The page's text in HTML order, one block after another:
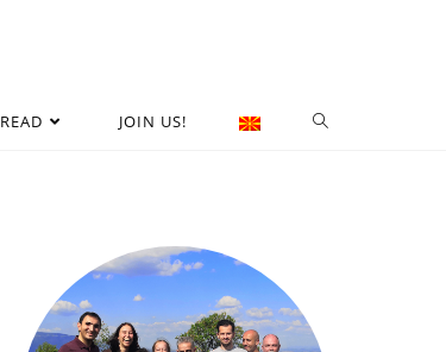
READ JOIN US!